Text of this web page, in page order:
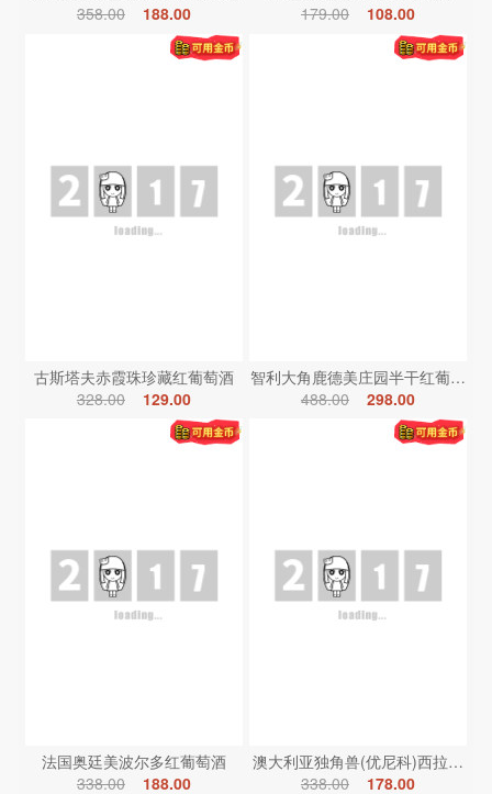
358.00
188.00
179.00
108.00
古斯塔夫赤霞珠珍藏红葡萄酒
328.00
129.00
智利大角鹿德美庄园半干红葡萄酒
488.00
298.00
法国奥廷美波尔多红葡萄酒
338.00
188.00
澳大利亚独角兽(优尼科)西拉红葡
338.00
178.00